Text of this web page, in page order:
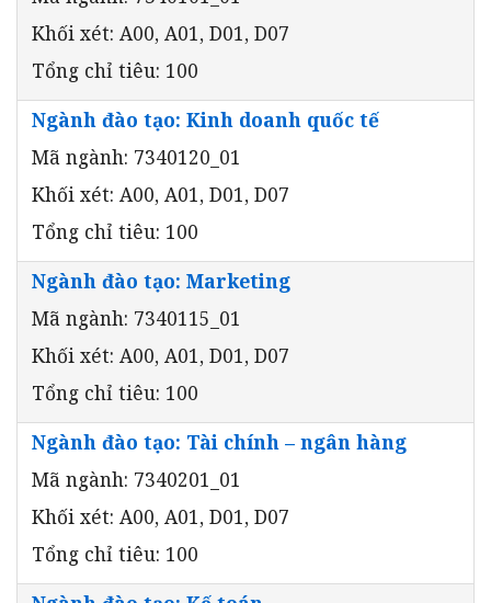
Khối xét: A00, A01, D01, D07
Tổng chỉ tiêu: 100
Ngành đào tạo: Kinh doanh quốc tế
Mã ngành: 7340120_01
Khối xét: A00, A01, D01, D07
Tổng chỉ tiêu: 100
Ngành đào tạo: Marketing
Mã ngành: 7340115_01
Khối xét: A00, A01, D01, D07
Tổng chỉ tiêu: 100
Ngành đào tạo: Tài chính – ngân hàng
Mã ngành: 7340201_01
Khối xét: A00, A01, D01, D07
Tổng chỉ tiêu: 100